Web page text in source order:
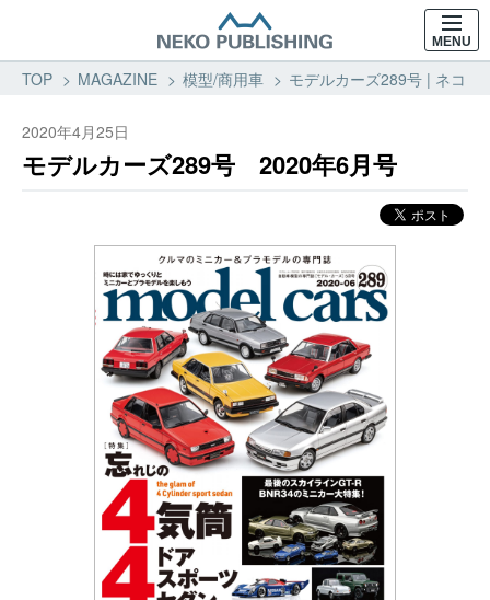
MENU
TOP MAGAZINE 模型/商用車 モデルカーズ289号 | ネコ・
2020年4月25日
モデルカーズ289号 2020年6月号